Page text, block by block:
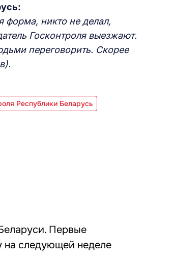
форма, никто не делал,
Госконтроля выезжают.
переговорить. Скорее
Республики Беларусь
Первые
на следующей неделе